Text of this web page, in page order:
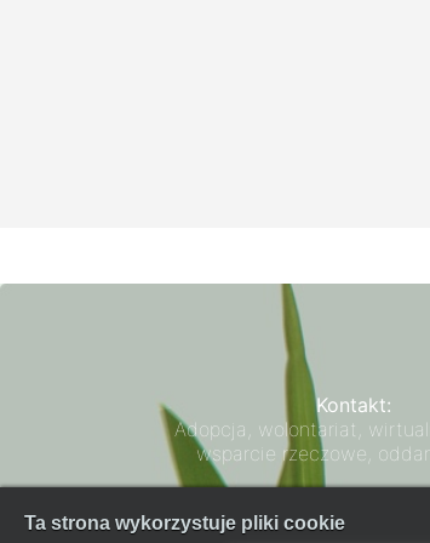
Kontakt:
Adopcja, wolontariat,
wsparcie rzeczowe,
Ta strona wykorzystuje pliki cookie